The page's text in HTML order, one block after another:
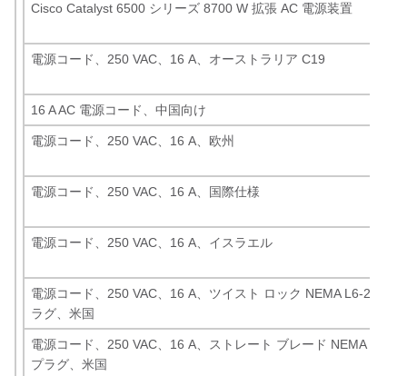
Cisco Catalyst 6500 シリーズ 8700 W 拡張 AC 電源装置
電源コード、250 VAC、16 A、オーストラリア C19
16 A AC 電源コード、中国向け
電源コード、250 VAC、16 A、欧州
電源コード、250 VAC、16 A、国際仕様
電源コード、250 VAC、16 A、イスラエル
電源コード、250 VAC、16 A、ツイスト ロック NEMA L6-20 プ
ラグ、米国
電源コード、250 VAC、16 A、ストレート ブレード NEMA 6-20
プラグ、米国